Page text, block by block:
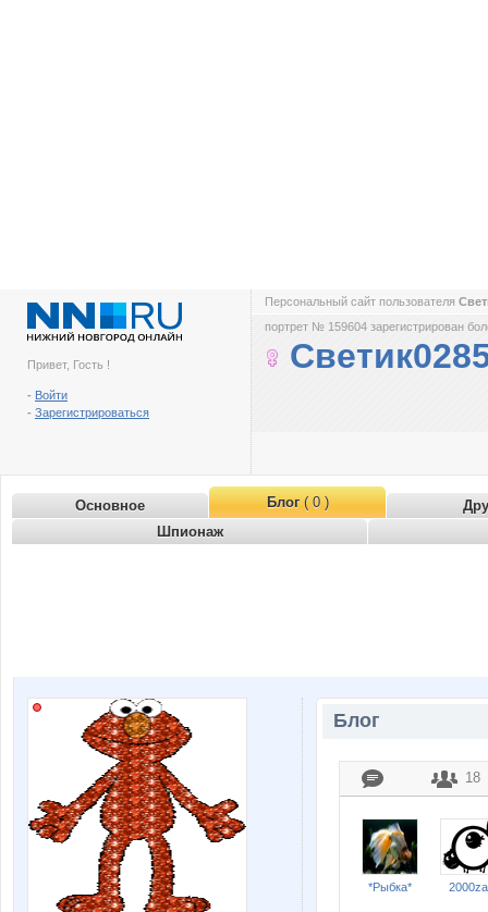
Привет, Гость !
- Войти
- Зарегистрироваться
Персональный сайт пользователя
портрет № 159604 зарегистрирован
Основное Блог( 0 )
Шпионаж
Блог
18
*Рыбка* 2000za